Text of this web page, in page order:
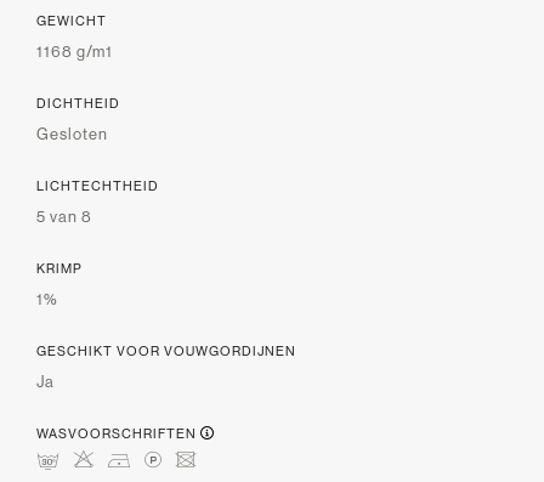
GEWICHT
1168 g/m1
DICHTHEID
Gesloten
LICHTECHTHEID
5 van 8
KRIMP
1%
GESCHIKT VOOR VOUWGORDIJNEN
Ja
WASVOORSCHRIFTEN
mHDLU